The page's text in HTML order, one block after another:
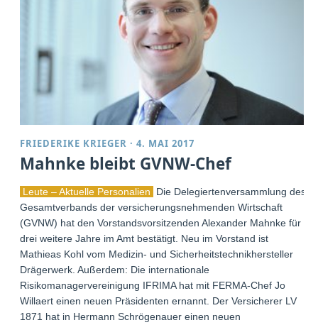
FRIEDERIKE KRIEGER ·4. MAI 2017
Mahnke bleibt GVNW-Chef
Leute – Aktuelle Personalien
Die Delegiertenversammlung des
Gesamtverbands der versicherungsnehmenden Wirtschaft
(GVNW) hat den Vorstandsvorsitzenden Alexander Mahnke für
drei weitere Jahre im Amt bestätigt. Neu im Vorstand ist
Mathieas Kohl vom Medizin- und Sicherheitstechnikhersteller
Drägerwerk. Außerdem: Die internationale
Risikomanagervereinigung IFRIMA hat mit FERMA-Chef Jo
Willaert einen neuen Präsidenten ernannt. Der Versicherer LV
1871 hat in Hermann Schrögenauer einen neuen